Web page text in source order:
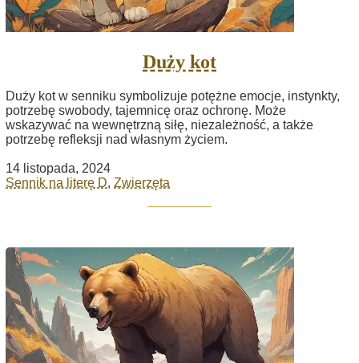
Duży kot
Duży kot w senniku symbolizuje potężne emocje, instynkty,
potrzebę swobody, tajemnicę oraz ochronę. Może
wskazywać na wewnętrzną siłę, niezależność, a także
potrzebę refleksji nad własnym życiem.
14 listopada, 2024
Sennik na literę D, Zwierzęta